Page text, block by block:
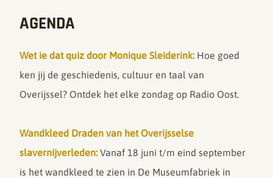
AGENDA
Wet ie dat quiz door Monique Sleiderink: Hoe goed
ken jij de geschiedenis, cultuur en taal van
Overijssel? Ontdek het elke zondag op Radio Oost.
Wandkleed Draden van het Overijsselse
slavernijverleden: Vanaf 18 juni t/m eind september
is het wandkleed te zien in De Museumfabriek in